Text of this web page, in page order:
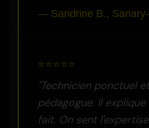
— Sandrine B.,
⭐⭐⭐⭐⭐
"Technicien ponctuel
pédagogue. Il
fait. On sent